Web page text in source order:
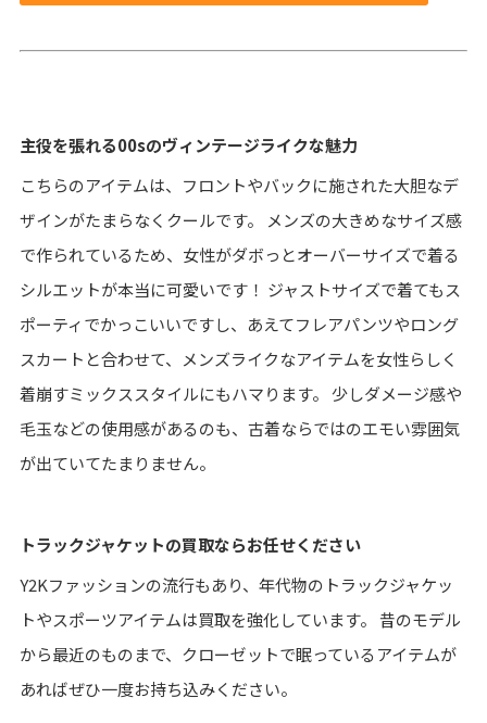
主役を張れる00sのヴィンテージライクな魅力
こちらのアイテムは、フロントやバックに施された大胆なデ
ザインがたまらなくクールです。 メンズの大きめなサイズ感
で作られているため、女性がダボっとオーバーサイズで着る
シルエットが本当に可愛いです！ ジャストサイズで着てもス
ポーティでかっこいいですし、あえてフレアパンツやロング
スカートと合わせて、メンズライクなアイテムを女性らしく
着崩すミックススタイルにもハマります。 少しダメージ感や
毛玉などの使用感があるのも、古着ならではのエモい雰囲気
が出ていてたまりません。
トラックジャケットの買取ならお任せください
Y2Kファッションの流行もあり、年代物のトラックジャケッ
トやスポーツアイテムは買取を強化しています。 昔のモデル
から最近のものまで、クローゼットで眠っているアイテムが
あればぜひ一度お持ち込みください。